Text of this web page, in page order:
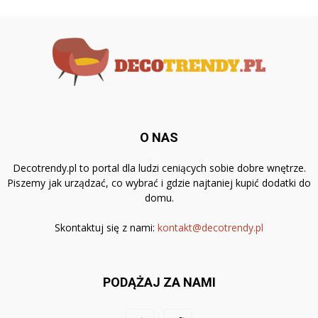
O NAS
Decotrendy.pl to portal dla ludzi ceniących sobie dobre wnętrze.
Piszemy jak urządzać, co wybrać i gdzie najtaniej kupić dodatki do
domu.
Skontaktuj się z nami: kontakt@decotrendy.pl
PODĄŻAJ ZA NAMI